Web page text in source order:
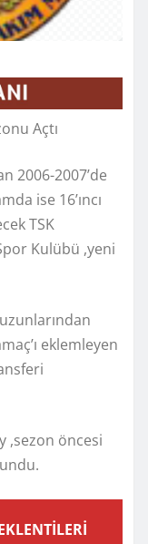
Açtı
2006-2007’de
ise 16’ıncı
TSK
Kulübü ,yeni
eklemleyen
,sezon öncesi